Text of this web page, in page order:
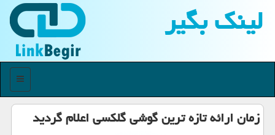
لینك بگیر
منو
زمان ارائه تازه ترین گوشی گلكسی اعلام گردید